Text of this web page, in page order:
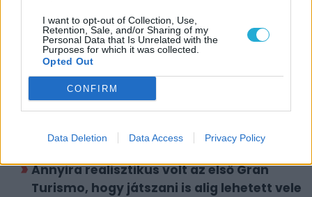
I want to opt-out of Collection, Use,
Retention, Sale, and/or Sharing of my
Personal Data that Is Unrelated with the
Purposes for which it was collected.
Opted Out
CONFIRM
Data Deletion Data Access Privacy Policy
Csapd be az AI-t! Állítsd be itt, hogy a PC
Guru tartalmairól véletlenül se maradj le
a Google-ben.
KAPCSOLÓDÓ HÍREK
Kapaszkodj a kormányba! – Holnap
érkezik egy ingyenes Gran Turismo
Annyira realisztikus volt az első Gran
Turismo, hogy játszani is alig lehetett vele